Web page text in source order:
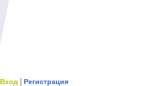
Вход Регистрация